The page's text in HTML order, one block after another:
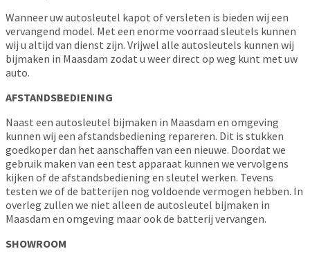
Wanneer uw autosleutel kapot of versleten is bieden wij een
vervangend model. Met een enorme voorraad sleutels kunnen
wij u altijd van dienst zijn. Vrijwel alle autosleutels kunnen wij
bijmaken in Maasdam zodat u weer direct op weg kunt met uw
auto.
AFSTANDSBEDIENING
Naast een autosleutel bijmaken in Maasdam en omgeving
kunnen wij een afstandsbediening repareren. Dit is stukken
goedkoper dan het aanschaffen van een nieuwe. Doordat we
gebruik maken van een test apparaat kunnen we vervolgens
kijken of de afstandsbediening en sleutel werken. Tevens
testen we of de batterijen nog voldoende vermogen hebben. In
overleg zullen we niet alleen de autosleutel bijmaken in
Maasdam en omgeving maar ook de batterij vervangen.
SHOWROOM